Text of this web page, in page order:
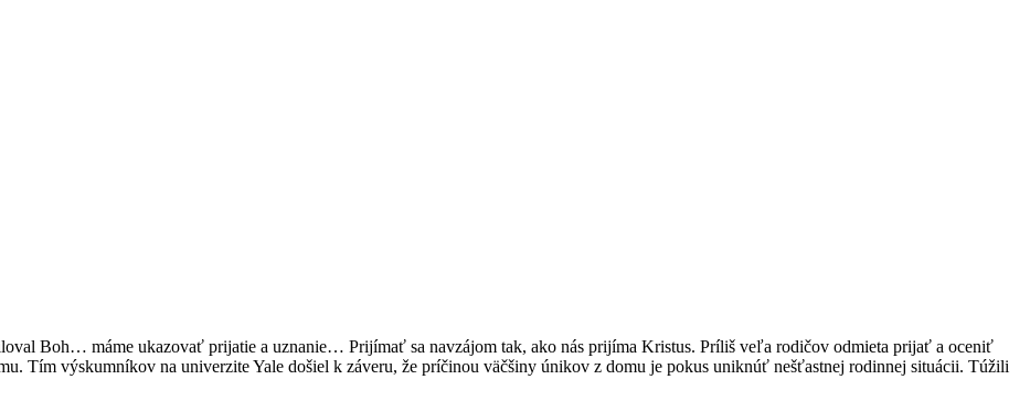
Boh… máme ukazovať prijatie a uznanie… Prijímať sa navzájom tak, ako nás prijíma Kristus. Príliš veľa rodičov odmieta prijať a oceniť
Tím výskumníkov na univerzite Yale došiel k záveru, že príčinou väčšiny únikov z domu je pokus uniknúť nešťastnej rodinnej situácii. Túžili